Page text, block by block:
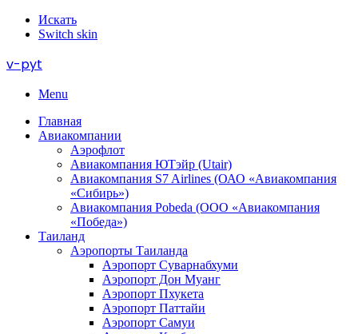
Искать
Switch skin
v-pyt
Menu
Главная
Авиакомпании
Аэрофлот
Авиакомпания ЮТэйр (Utair)
Авиакомпания S7 Airlines (ОАО «Авиакомпания
«Сибирь»)
Авиакомпания Pobeda (ООО «Авиакомпания
«Победа»)
Таиланд
Аэропорты Таиланда
Аэропорт Суварнабхуми
Аэропорт Дон Муанг
Аэропорт Пхукета
Аэропорт Паттайи
Аэропорт Самуи